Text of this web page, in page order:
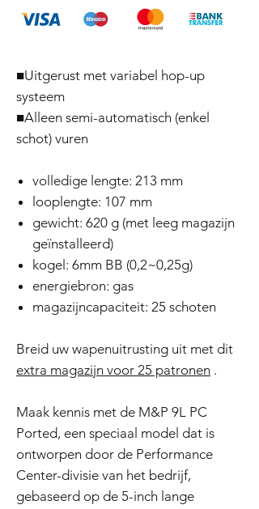
■Uitgerust met variabel hop-up
systeem
■Alleen semi-automatisch (enkel
schot) vuren
volledige lengte: 213 mm
looplengte: 107 mm
gewicht: 620 g (met leeg magazijn
geïnstalleerd)
kogel: 6mm BB (0,2~0,25g)
energiebron: gas
magazijncapaciteit: 25 schoten
Breid uw wapenuitrusting uit met dit
extra magazijn voor 25 patronen .
Maak kennis met de M&P 9L PC
Ported, een speciaal model dat is
ontworpen door de Performance
Center-divisie van het bedrijf,
gebaseerd op de 5-inch lange